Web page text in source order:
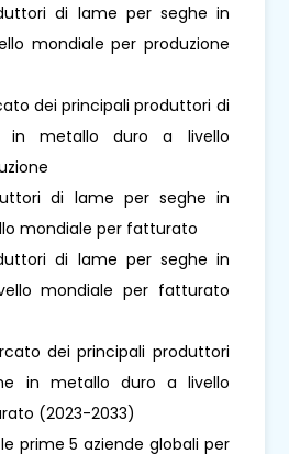
di lame per seghe in
mondiale per produzione
dei principali produttori di
in metallo duro a livello
di lame per seghe in
mondiale per fatturato
di lame per seghe in
mondiale per fatturato
dei principali produttori
in metallo duro a livello
(2023-2033)
le prime 5 aziende globali per